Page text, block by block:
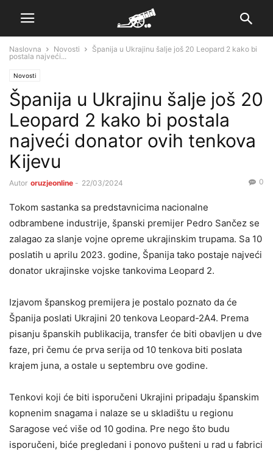
Naslovna Novosti
Španija u Ukrajinu šalje još 20 Leopard 2 kako bi
postala najveći...
Novosti
Španija u Ukrajinu šalje još 20
Leopard 2 kako bi postala
najveći donator ovih tenkova
Kijevu
Autor oruzjeonline - 22/03/2024 0
Tokom sastanka sa predstavnicima nacionalne
odbrambene industrije, španski premijer Pedro Sančez se
zalagao za slanje vojne opreme ukrajinskim trupama. Sa 10
poslatih u aprilu 2023. godine, Španija tako postaje najveći
donator ukrajinske vojske tankovima Leopard 2.
Izjavom španskog premijera je postalo poznato da će
Španija poslati Ukrajini 20 tenkova Leopard-2A4. Prema
pisanju španskih publikacija, transfer će biti obavljen u dve
faze, pri čemu će prva serija od 10 tenkova biti poslata
krajem juna, a ostale u septembru ove godine.
Tenkovi koji će biti isporučeni Ukrajini pripadaju španskim
kopnenim snagama i nalaze se u skladištu u regionu
Saragose već više od 10 godina. Pre nego što budu
isporučeni, biće pregledani i ponovo pušteni u rad u fabrici